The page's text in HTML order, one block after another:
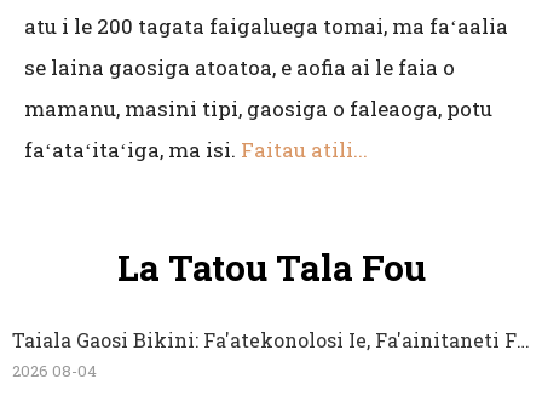
atu i le 200 tagata faigaluega tomai, ma faʻaalia
se laina gaosiga atoatoa, e aofia ai le faia o
mamanu, masini tipi, gaosiga o faleaoga, potu
faʻataʻitaʻiga, ma isi. Faitau atili...
La Tatou Tala Fou
Taiala Gaosi Bikini: Fa'atekonolosi Ie, Fa'ainitaneti Fitu, Ma Pulea Lelei OEM
2026 08-04